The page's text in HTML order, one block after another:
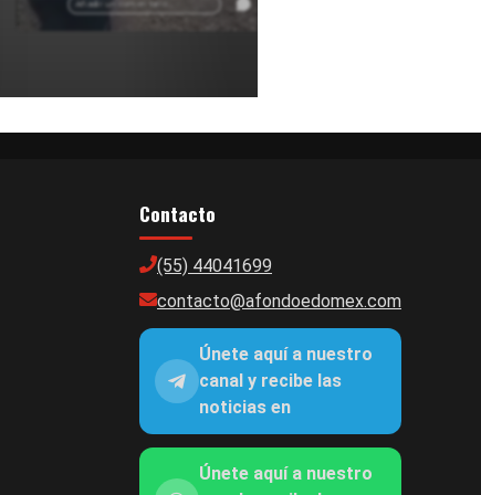
Añadir un comentario ...
Contacto
(55) 44041699
contacto@afondoedomex.com
Únete aquí a nuestro
canal y recibe las
noticias en
Únete aquí a nuestro